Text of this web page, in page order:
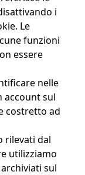
i
Le
funzioni
essere
nelle
account sul
costretto ad
rilevati dal
utilizziamo
sul